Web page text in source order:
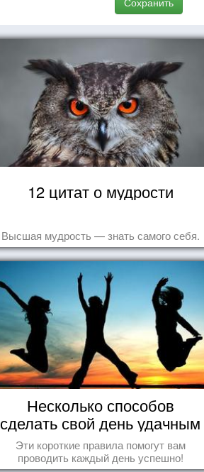
12 цитат о мудрости
Высшая мудрость — знать самого себя.
Несколько способов
сделать свой день удачным
Эти короткие правила помогут вам
проводить каждый день успешно!